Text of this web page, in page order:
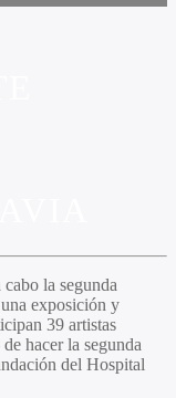
cabo la segunda
exposición y
39 artistas
hacer la segunda
del Hospital